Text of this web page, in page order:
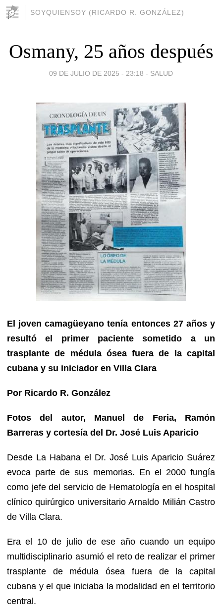
SOYQUIENSOY (RICARDO R. GONZÁLEZ)
Osmany, 25 años después
09 DE JULIO DE 2025 - 23:18 - SALUD
El joven camagüeyano tenía entonces 27 años y
resultó el primer paciente sometido a un
trasplante de médula ósea fuera de la capital
cubana y su iniciador en Villa Clara
Por Ricardo R. González
Fotos del autor, Manuel de Feria, Ramón
Barreras y cortesía del Dr. José Luis Aparicio
Desde La Habana el Dr. José Luis Aparicio Suárez
evoca parte de sus memorias. En el 2000 fungía
como jefe del servicio de Hematología en el hospital
clínico quirúrgico universitario Arnaldo Milián Castro
de Villa Clara.
Era el 10 de julio de ese año cuando un equipo
multidisciplinario asumió el reto de realizar el primer
trasplante de médula ósea fuera de la capital
cubana y el que iniciaba la modalidad en el territorio
central.